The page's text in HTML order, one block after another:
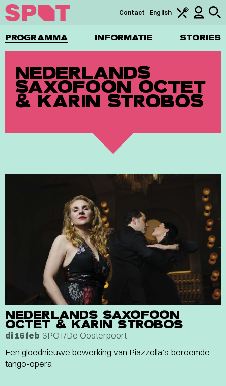
PROGRAMMA INFORMATIE STORIES
Contact English
NEDERLANDS
SAXOFOON OCTET
& KARIN STROBOS
NEDERLANDS SAXOFOON
OCTET & KARIN STROBOS
di 16 feb SPOT/De Oosterpoort
Een gloednieuwe bewerking van Piazzolla’s beroemde
tango-opera